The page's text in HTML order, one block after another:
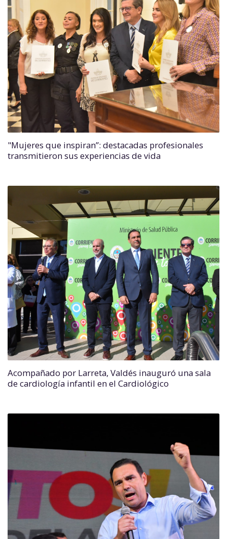
"Mujeres que inspiran”: destacadas profesionales
transmitieron sus experiencias de vida
Acompañado por Larreta, Valdés inauguró una sala
de cardiología infantil en el Cardiológico